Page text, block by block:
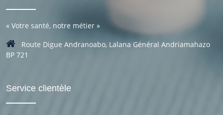
« Votre santé, notre métier »
Route Digue Andranoabo, Lalana Général Andriamahazo
BP 721
Service clientèle